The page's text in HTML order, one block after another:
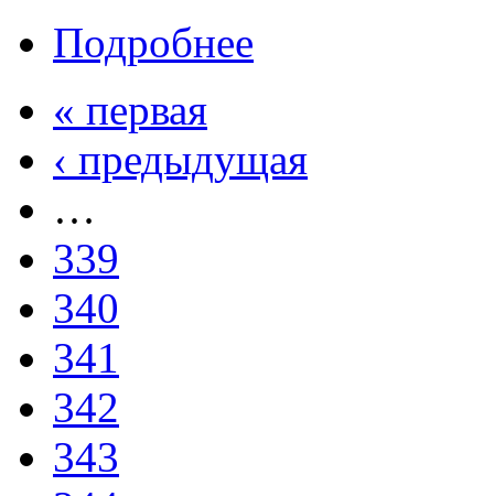
Подробнее
« первая
‹ предыдущая
…
339
340
341
342
343